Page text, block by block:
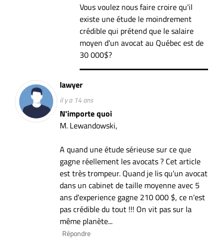
Vous voulez nous faire croire qu'il
existe une étude le moindrement
crédible qui prétend que le salaire
moyen d'un avocat au Québec est de
30 000$?
lawyer
il y a 14 ans
N'importe quoi
M. Lewandowski,
A quand une étude sérieuse sur ce que
gagne réellement les avocats ? Cet article
est très trompeur. Quand je lis qu'un avocat
dans un cabinet de taille moyenne avec 5
ans d'experience gagne 210 000 $, ce n'est
pas crédible du tout !!! On vit pas sur la
même planète...
Répondre